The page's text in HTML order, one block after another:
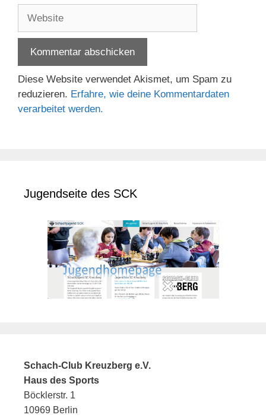
Adresse
Diese Website verwendet Akismet, um Spam zu
reduzieren. Erfahre, wie deine Kommentardaten
verarbeitet werden.
Jugendseite des SCK
Schach-Club Kreuzberg e.V.
Haus des Sports
Böcklerstr. 1
10969 Berlin